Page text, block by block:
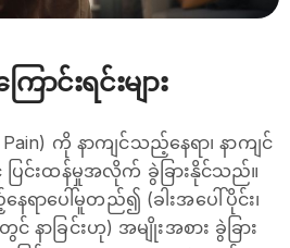
ောင်းရင်းများ
Pain) ကို နာကျင်သည့်နေရာ၊ နာကျင်
ပြင်းထန်မှုအလိုက် ခွဲခြားနိုင်သည်။
ေရာပေါ်မူတည်၍ (ခါးအပေါ်ပိုင်း၊
နာခြင်းဟု) အမျိုးအစား ခွဲခြား